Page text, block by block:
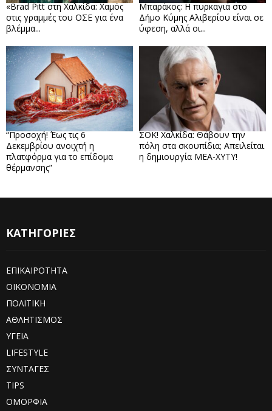
«Brad Pitt στη Χαλκίδα: Χαμός
στις γραμμές του ΟΣΕ για ένα
βλέμμα...
Μπαράκος: Η πυρκαγιά στο
Δήμο Κύμης Αλιβερίου είναι σε
ύφεση, αλλά οι...
“Προσοχή! Έως τις 6
Δεκεμβρίου ανοιχτή η
πλατφόρμα για το επίδομα
θέρμανσης”
ΣΟΚ! Χαλκίδα: Θάβουν την
πόλη στα σκουπίδια; Απειλείται
η δημιουργία ΜΕΑ-ΧΥΤΥ!
ΚΑΤΗΓΟΡΙΕΣ
ΕΠΙΚΑΙΡΟΤΗΤΑ
ΟΙΚΟΝΟΜΙΑ
ΠΟΛΙΤΙΚΗ
ΑΘΛΗΤΙΣΜΟΣ
ΥΓΕΙΑ
LIFESTYLE
ΣΥΝΤΑΓΕΣ
TIPS
ΟΜΟΡΦΙΑ